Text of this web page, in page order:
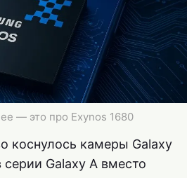
— это про Exynos 1680
коснулось камеры Galaxy
Galaxy A вместо